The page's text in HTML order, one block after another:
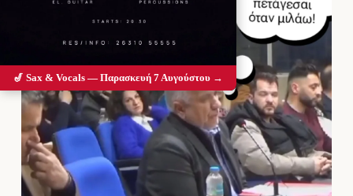
🎷 Sax & Vocals — Παρασκευή 7 Αυγούστου →